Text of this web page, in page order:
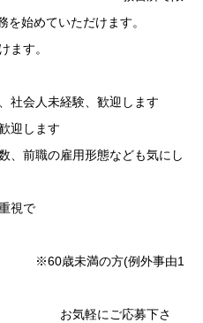
始めていただけます。
ます。
社会人未経験、歓迎します
迎します
、前職の雇用形態なども気にし
視で
(例外事由1
)
応募下さ